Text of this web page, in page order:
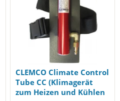
CLEMCO Climate Control
Tube CC (Klimagerät
zum Heizen und Kühlen